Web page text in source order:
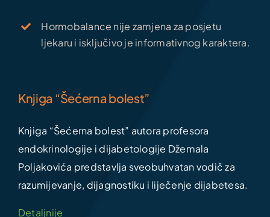
Hormobalance nije zamjena za posjetu
ljekaru i isključivo je informativnog karaktera.
Knjiga “Šećerna bolest”
Knjiga “Šećerna bolest” autora profesora
endokrinologije i dijabetologije Džemala
Poljakovića predstavlja sveobuhvatan vodič za
razumijevanje, dijagnostiku i liječenje dijabetesa.
Detaljnije